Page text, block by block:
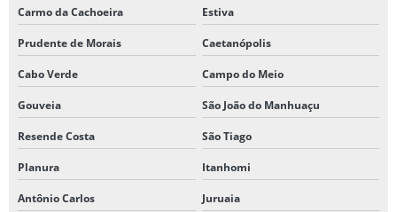
Carmo da Cachoeira Estiva
Prudente de Morais Caetanópolis
Cabo Verde Campo do Meio
Gouveia São João do Manhuaçu
Resende Costa São Tiago
Planura Itanhomi
Antônio Carlos Juruaia